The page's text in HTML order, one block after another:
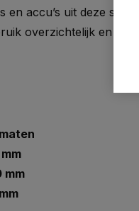
accu’s uit deze
overzichtelijk en
mm